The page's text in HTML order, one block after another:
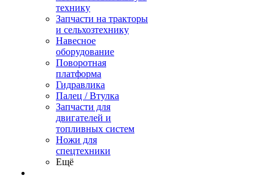
технику
Запчасти на тракторы
и сельхозтехнику
Навесное
оборудование
Поворотная
платформа
Гидравлика
Палец / Втулка
Запчасти для
двигателей и
топливных систем
Ножи для
спецтехники
Ещё